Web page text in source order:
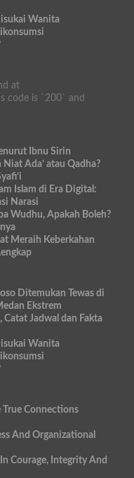
Wanita
at
code is `200` and
Ibnu Sirin
Ada’ atau Qadha?
Islam di Era Digital:
Narasi
Wudhu, Apakah Boleh?
Meraih Keberkahan
Ditemukan Tewas di
Ekstrem
Jadwal dan Fakta
Wanita
True Connections
And Organizational
Courage, Integrity And